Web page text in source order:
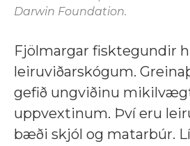
Darwin Foundation.
Fjölmargar fisktegundir
leiruviðarskógum.
gefið ungviðinu
uppvextinum. Því eru
bæði skjól og matarbúr.